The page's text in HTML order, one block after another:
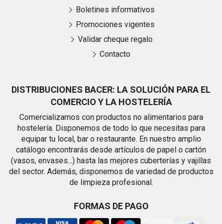
DISTRIBUCIONES BACER: LA SOLUCIÓN PARA EL
COMERCIO Y LA HOSTELERÍA
Comercializamos con productos no alimentarios para
hostelería. Disponemos de todo lo que necesitas para
equipar tu local, bar o restaurante. En nuestro amplio
catálogo encontrarás desde artículos de papel o cartón
(vasos, envases...) hasta las mejores cuberterías y vajillas
del sector. Además, disponemos de variedad de productos
de limpieza profesional.
FORMAS DE PAGO
Boletines informativos
Promociones vigentes
Validar cheque regalo
Contacto